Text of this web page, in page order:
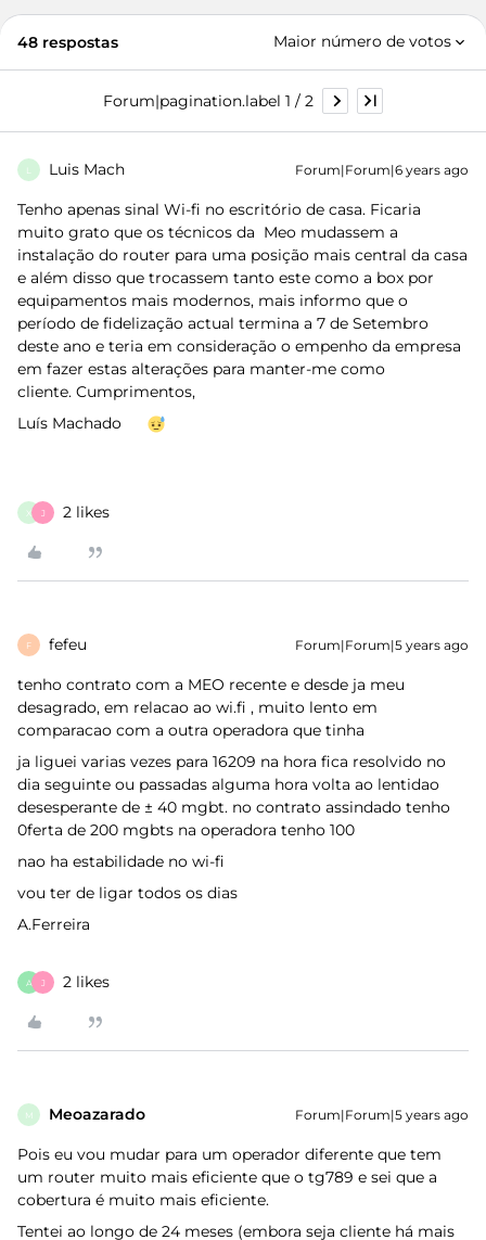
48 respostas Maior número de votos
Forum|pagination.label 1 / 2
Luis Mach Forum|Forum|6 years ago
Tenho apenas sinal Wi-fi no escritório de casa. Ficaria
muito grato que os técnicos da Meo mudassem a
instalação do router para uma posição mais central da casa
e além disso que trocassem tanto este como a box por
equipamentos mais modernos, mais informo que o
período de fidelização actual termina a 7 de Setembro
deste ano e teria em consideração o empenho da empresa
em fazer estas alterações para manter-me como
cliente. Cumprimentos,
Luís Machado
X J 2 likes
F fefeu Forum|Forum|5 years ago
tenho contrato com a MEO recente e desde ja meu
desagrado, em relacao ao wi.fi , muito lento em
comparacao com a outra operadora que tinha
ja liguei varias vezes para 16209 na hora fica resolvido no
dia seguinte ou passadas alguma hora volta ao lentidao
desesperante de ± 40 mgbt. no contrato assindado tenho
0ferta de 200 mgbts na operadora tenho 100
nao ha estabilidade no wi-fi
vou ter de ligar todos os dias
A.Ferreira
A J 2 likes
M Meoazarado Forum|Forum|5 years ago
Pois eu vou mudar para um operador diferente que tem
um router muito mais eficiente que o tg789 e sei que a
cobertura é muito mais eficiente.
Tentei ao longo de 24 meses (embora seja cliente há mais